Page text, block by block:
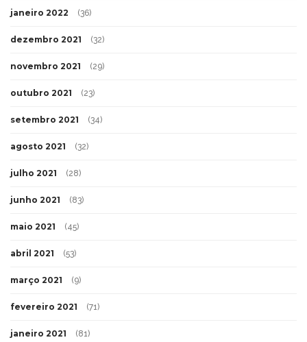
janeiro 2022 (36)
dezembro 2021 (32)
novembro 2021 (29)
outubro 2021 (23)
setembro 2021 (34)
agosto 2021 (32)
julho 2021 (28)
junho 2021 (83)
maio 2021 (45)
abril 2021 (53)
março 2021 (9)
fevereiro 2021 (71)
janeiro 2021 (81)